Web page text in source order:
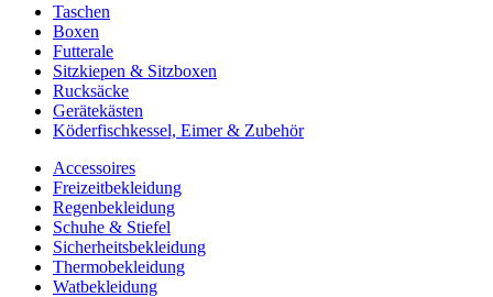
Taschen
Boxen
Futterale
Sitzkiepen & Sitzboxen
Rucksäcke
Gerätekästen
Köderfischkessel, Eimer & Zubehör
Accessoires
Freizeitbekleidung
Regenbekleidung
Schuhe & Stiefel
Sicherheitsbekleidung
Thermobekleidung
Watbekleidung